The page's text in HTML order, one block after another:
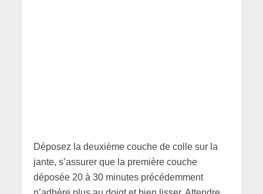
Déposez la deuxième couche de colle sur la
jante, s’assurer que la première couche
déposée 20 à 30 minutes précédemment